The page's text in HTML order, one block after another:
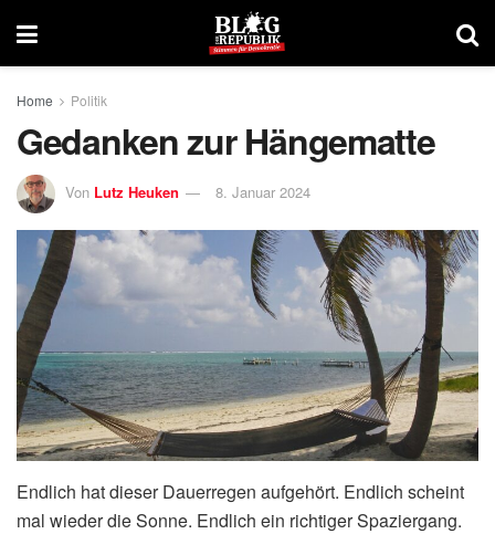
Home Politik
Gedanken zur Hängematte
Von Lutz Heuken 8. Januar 2024
Endlich hat dieser Dauerregen aufgehört. Endlich scheint
mal wieder die Sonne. Endlich ein richtiger Spaziergang.